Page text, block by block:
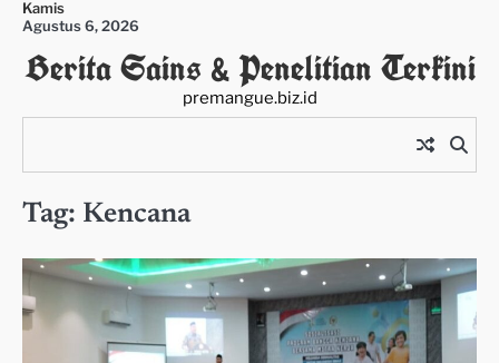
Skip
content
Kamis
Agustus 6, 2026
Berita Sains & Penelitian Terkini
premangue.biz.id
Tag: Kencana